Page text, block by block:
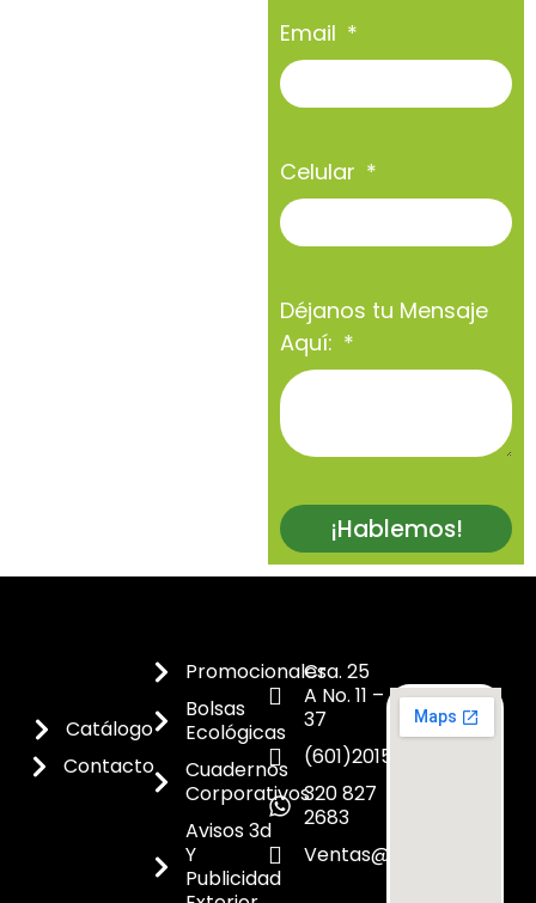
Email
Celular
Déjanos tu Mensaje
Aquí:
¡Hablemos!
Catálogo
Contacto
Promocionales
Bolsas
Ecológicas
Cuadernos
Corporativos
Avisos 3d
Y
Publicidad
Cra. 25
A No. 11 –
37
(601)2015300
320 827
2683
Ventas@dicoes.co